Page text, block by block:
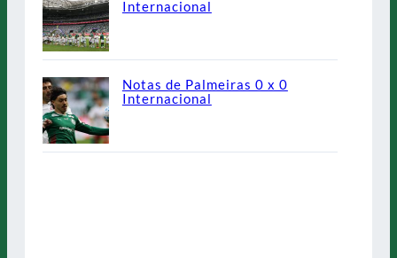
Internacional
Notas de Palmeiras 0 x 0
Internacional